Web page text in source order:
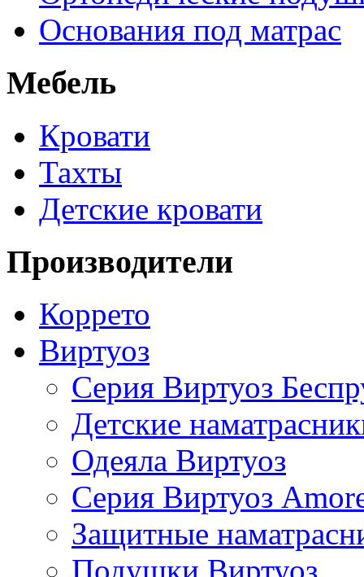
Основания под матрас
Мебель
Кровати
Тахты
Детские кровати
Производители
Коррето
Виртуоз
Серия Виртуоз
Детские
Одеяла Виртуоз
Серия Виртуоз
Защитные